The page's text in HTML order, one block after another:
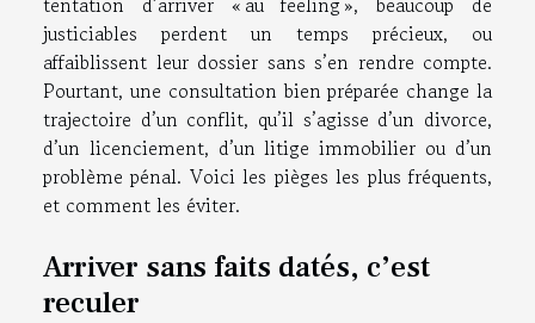
justiciables perdent un temps précieux, ou
affaiblissent leur dossier sans s’en rendre compte.
Pourtant, une consultation bien préparée change la
trajectoire d’un conflit, qu’il s’agisse d’un divorce,
d’un licenciement, d’un litige immobilier ou d’un
problème pénal. Voici les pièges les plus fréquents,
et comment les éviter.
Arriver sans faits datés, c’est
reculer